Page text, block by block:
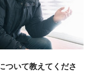
ついて教えてくださ